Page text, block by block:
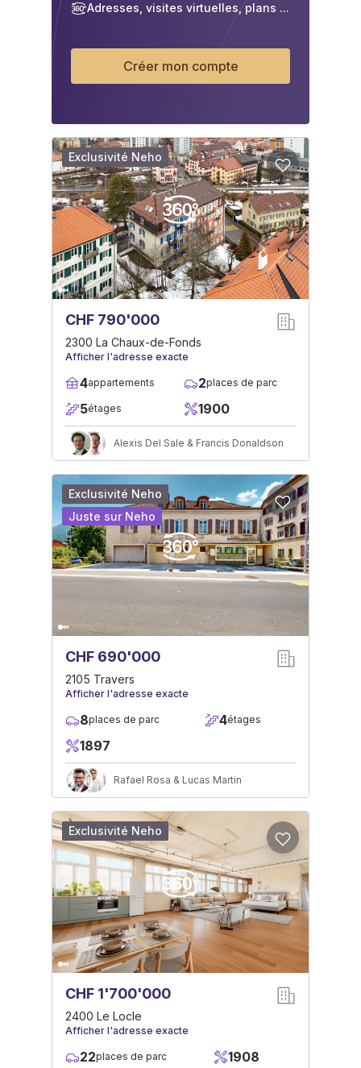
Adresses, visites virtuelles, plans ...
Créer mon compte
CHF 790'000
2300 La Chaux-de-Fonds
Afficher l'adresse exacte
4appartements 2places de parc
5étages 1900
Alexis Del Sale & Francis Donaldson
Exclusivité Neho
CHF 690'000
2105 Travers
Afficher l'adresse exacte
8places de parc 4étages
1897
Rafael Rosa & Lucas Martin
Exclusivité Neho
Juste sur Neho
CHF 1'700'000
2400 Le Locle
Afficher l'adresse exacte
22places de parc 1908
Exclusivité Neho